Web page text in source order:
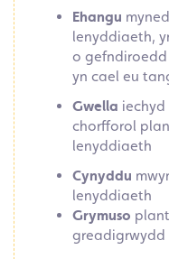
Ehangu
lenyddiaeth,
o
yn cael eu
Gwella
chorfforol
lenyddiaeth
Cynyddu
lenyddiaeth
Grymuso
greadigrwydd